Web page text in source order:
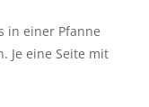
in einer Pfanne
Je eine Seite mit